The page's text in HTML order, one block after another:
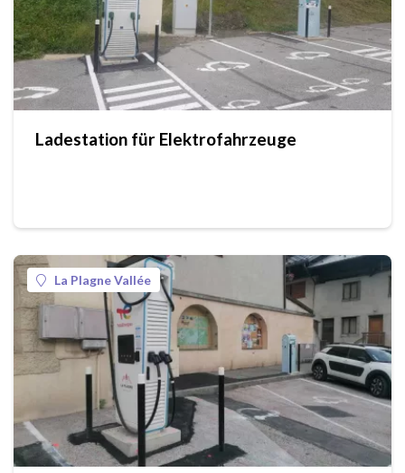
Ladestation für Elektrofahrzeuge
La Plagne Vallée